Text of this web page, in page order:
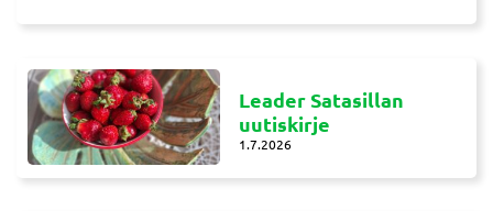
Leader Satasillan
uutiskirje
1.7.2026